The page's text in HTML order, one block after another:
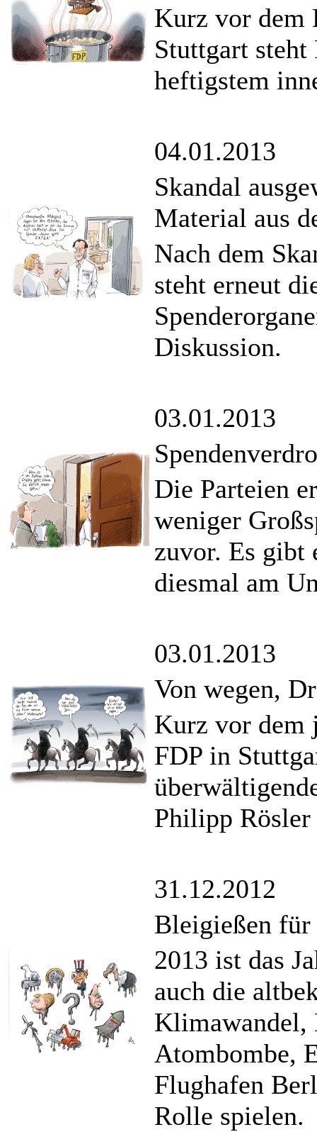
Kurz vor dem
Stuttgart
heftigstem
04.01.2013
Skandal
Material aus
Nach dem
steht erneut
Diskussion.
03.01.2013
Die Parteien
weniger
zuvor. Es gibt
diesmal am
03.01.2013
Von wegen,
Kurz vor dem
FDP in
Philipp Rösler
31.12.2012
Bleigießen für
2013 ist das
auch die
Klimawandel,
Atombombe,
Flughafen
Rolle spielen.